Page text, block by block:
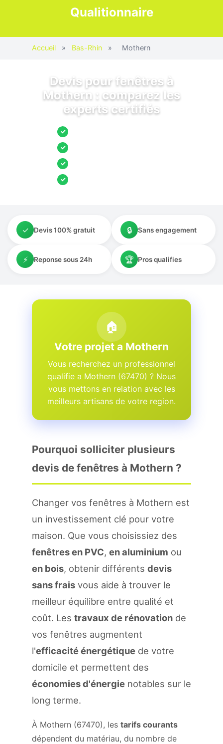
Qualitionnaire
Accueil » Bas-Rhin » Mothern
Devis pour fenêtres à
Mothern : comparez les
experts certifiés
✓
✓
✓
✓
✓ Devis 100% gratuit 🔒 Sans engagement
⚡ Reponse sous 24h 🏆 Pros qualifies
🏠
Votre projet a Mothern
Vous recherchez un professionnel
qualifie a Mothern (67470) ? Nous
vous mettons en relation avec les
meilleurs artisans de votre region.
Pourquoi solliciter plusieurs
devis de fenêtres à Mothern ?
Changer vos fenêtres à Mothern est
un investissement clé pour votre
maison. Que vous choisissiez des
fenêtres en PVC, en aluminium ou
en bois, obtenir différents devis
sans frais vous aide à trouver le
meilleur équilibre entre qualité et
coût. Les travaux de rénovation de
vos fenêtres augmentent
l'efficacité énergétique de votre
domicile et permettent des
économies d'énergie notables sur le
long terme.
À Mothern (67470), les tarifs courants
dépendent du matériau, du nombre de